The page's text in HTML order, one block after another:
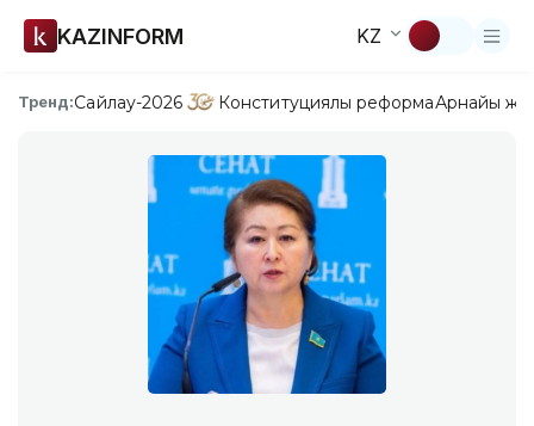
KAZINFORM KZ
Тренд:Сайлау-2026 Конституциялық реформаАрнайы